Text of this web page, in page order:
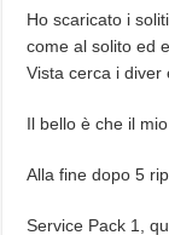
Brondi Amico VERO
Ho scaricato i
come al solito ed
Vista cerca i diver
Il bello è che il
Alla fine dopo 5
Service Pack 1,